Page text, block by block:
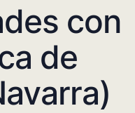
con
de